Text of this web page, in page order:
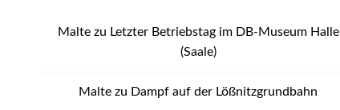
Maltezu Letzter Betriebstag im DB-Museum Halle
(Saale)
Malte zu Dampf auf der Lößnitzgrundbahn